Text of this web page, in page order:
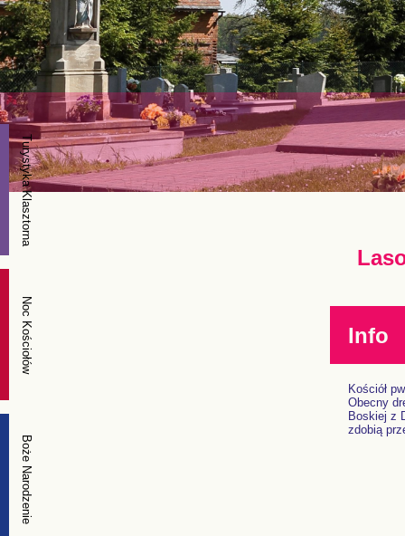
Info
Kościół
Obecny
Boskiej z
zdobią
Turystyka Klasztorna
Noc Kościołów
Boże Narodzenie